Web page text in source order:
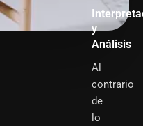
y
Análisis
Al
contrario
de
lo